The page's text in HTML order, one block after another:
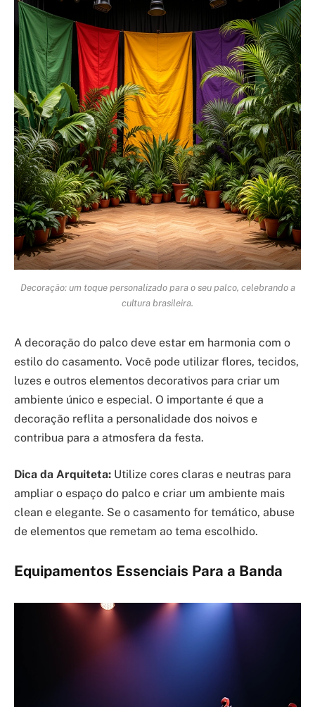
Decoração: um toque personalizado para o seu palco, celebrando a
cultura brasileira.
A decoração do palco deve estar em harmonia com o
estilo do casamento. Você pode utilizar flores, tecidos,
luzes e outros elementos decorativos para criar um
ambiente único e especial. O importante é que a
decoração reflita a personalidade dos noivos e
contribua para a atmosfera da festa.
Dica da Arquiteta: Utilize cores claras e neutras para
ampliar o espaço do palco e criar um ambiente mais
clean e elegante. Se o casamento for temático, abuse
de elementos que remetam ao tema escolhido.
Equipamentos Essenciais Para a Banda